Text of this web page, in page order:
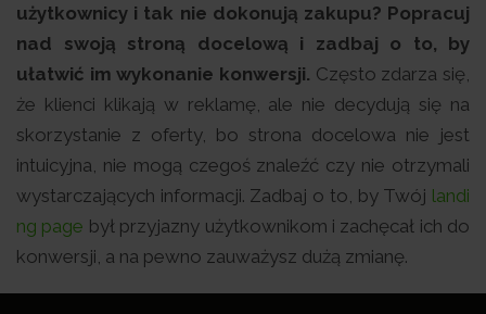
użytkownicy i tak nie dokonują zakupu? Popracuj
nad swoją stroną docelową i zadbaj o to, by
ułatwić im wykonanie konwersji. Często zdarza się,
że klienci klikają w reklamę, ale nie decydują się na
skorzystanie z oferty, bo strona docelowa nie jest
intuicyjna, nie mogą czegoś znaleźć czy nie otrzymali
wystarczających informacji. Zadbaj o to, by Twój landi
ng page był przyjazny użytkownikom i zachęcał ich do
konwersji, a na pewno zauważysz dużą zmianę.